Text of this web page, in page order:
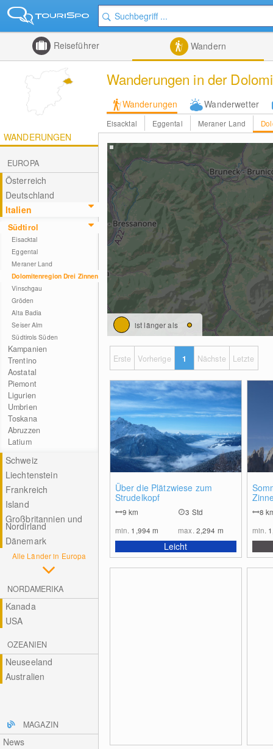
Reiseführer Wandern
Wanderungen in der
Wanderungen Wanderwetter
Eisacktal Eggental Meraner Land
WANDERUNGEN
EUROPA
Österreich
Deutschland
Italien
Südtirol
Eisacktal
Eggental
Meraner Land
Dolomitenregion Drei Zinnen
Vinschgau
Gröden
Alta Badia
Seiser Alm
Südtirols Süden
Kampanien
Trentino
Aostatal
Piemont
Ligurien
Umbrien
Toskana
Abruzzen
Latium
Schweiz
Liechtenstein
Frankreich
Island
Großbritannien und
Nordirland
Dänemark
Alle Länder in Europa
NORDAMERIKA
Kanada
USA
OZEANIEN
Neuseeland
Australien
MAGAZIN
News
ist länger als
Erste Vorherige 1 Nächste Letzte
Über die Plätzwiese zum
Strudelkopf
9km
3 Std
min. 1,994m max. 2,294 m
Leicht
Hütte
8
min.